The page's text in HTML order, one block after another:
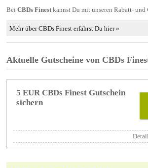
Bei CBDs Finestkannst Du mit unseren Rabatt- und
Mehr über CBDs Finest erfährst Du hier »
Aktuelle Gutscheine von CBDs
5 EUR CBDs Finest Gutschein
sichern